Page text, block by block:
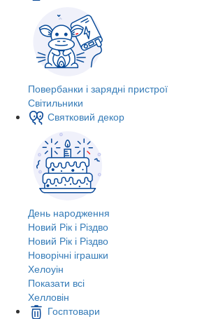
Повербанки і зарядні пристрої
Світильники
Святковий декор
День народження
Новий Рік і Різдво
Новий Рік і Різдво
Новорічні іграшки
Хелоуін
Показати всі
Хелловін
Госптовари